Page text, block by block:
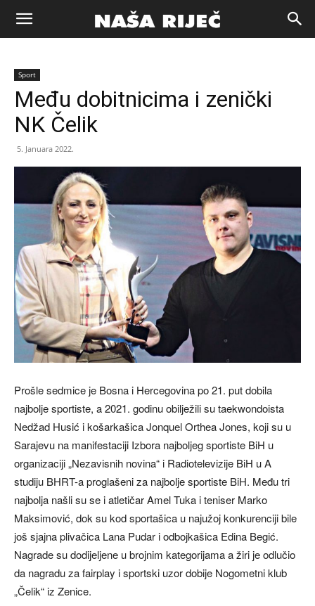
Naša
riječ
Sport
Među dobitnicima i zenički
NK Čelik
5. Januara 2022.
Prošle sedmice je Bosna i Hercegovina po 21. put dobila
najbolje sportiste, a 2021. godinu obilježili su taekwondoista
Nedžad Husić i košarkašica Jonquel Orthea Jones, koji su u
Sarajevu na manifestaciji Izbora najboljeg sportiste BiH u
organizaciji „Nezavisnih novina“ i Radiotelevizije BiH u A
studiju BHRT-a proglašeni za najbolje sportiste BiH. Među tri
najbolja našli su se i atletičar Amel Tuka i teniser Marko
Maksimović, dok su kod sportašica u najužoj konkurenciji bile
još sjajna plivačica Lana Pudar i odbojkašica Edina Begić.
Nagrade su dodijeljene u brojnim kategorijama a žiri je odlučio
da nagradu za fairplay i sportski uzor dobije Nogometni klub
„Čelik“ iz Zenice.